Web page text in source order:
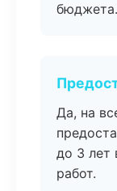
бюджета.
Да, на
до 3 лет
работ.